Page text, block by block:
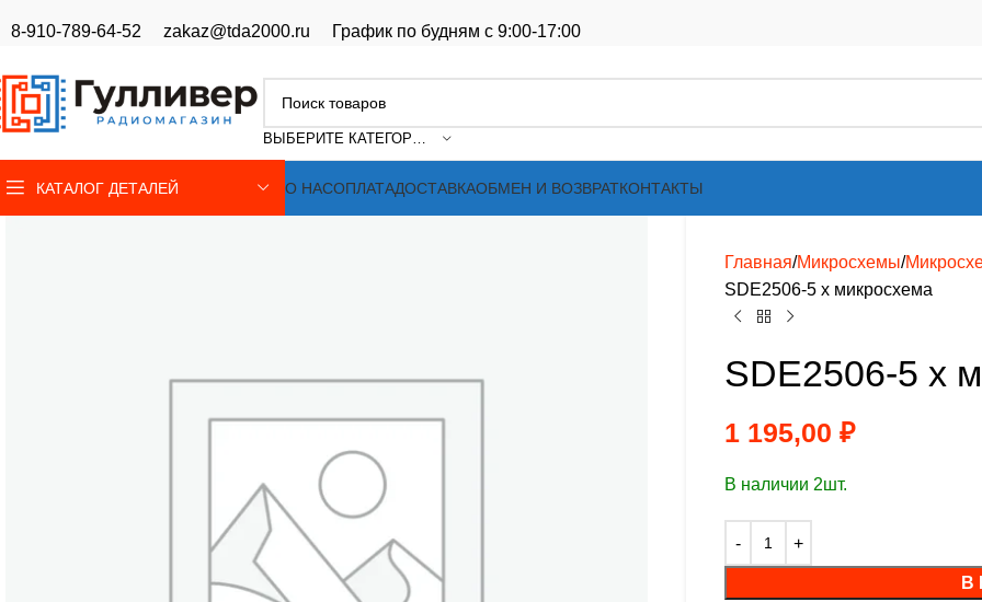
8-910-789-64-52 zakaz@tda2000.ru График по будням с 9:00-17:00
ВЫБЕРИТЕ КАТЕГОРИЮ
КАТАЛОГ ДЕТАЛЕЙ О НАСОПЛАТАДОСТАВКАОБМЕН И ВОЗВРАТКОНТАКТЫ
Главная Микросхемы
SDE2506-5 х микросхема
SDE2506-5 х
1 195,00 ₽
В наличии 2шт.
В